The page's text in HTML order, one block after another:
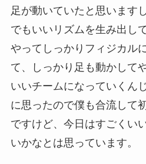
足が動いていたと思います
でもいいリズムを生み出し
やってしっかりフィジカル
て、しっかり足も動かして
いいチームになっていくん
に思ったので僕も合流して
ですけど、今日はすごくい
いかなとは思っています。